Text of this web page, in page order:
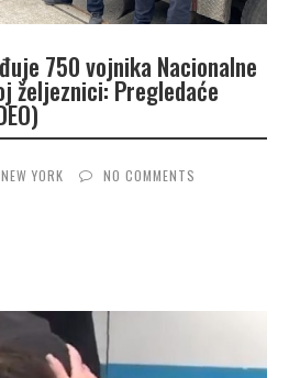
750 vojnika Nacionalne
željeznici: Pregledaće
NEW YORK NO COMMENTS